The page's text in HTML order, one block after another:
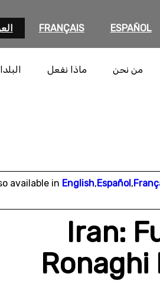
ESPAÑOL
FRANÇAIS
من نحن ماذا نفعل
available in English,Español,
Iran: